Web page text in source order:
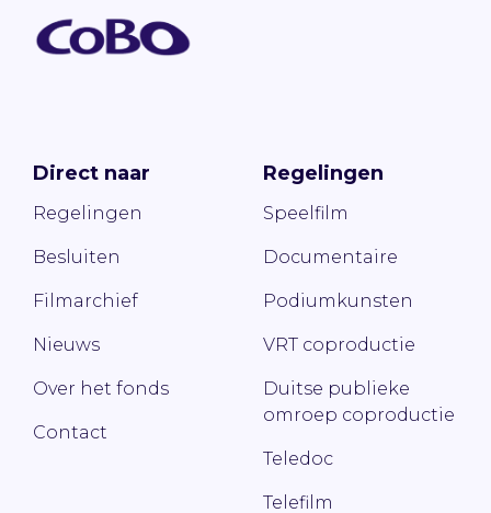
Direct naar
Regelingen
Besluiten
Filmarchief
Nieuws
Over het fonds
Contact
Regelingen
Speelfilm
Documentaire
Podiumkunsten
VRT coproductie
Duitse publieke
omroep coproductie
Teledoc
Telefilm